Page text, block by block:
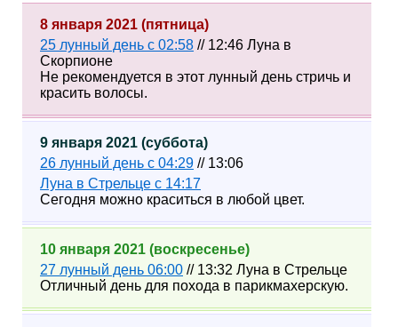
8 января 2021 (пятница)
25 лунный день с 02:58 // 12:46 Луна в
Скорпионе
Не рекомендуется в этот лунный день стричь и
красить волосы.
9 января 2021 (суббота)
26 лунный день с 04:29 // 13:06
Луна в Стрельце с 14:17
Сегодня можно краситься в любой цвет.
10 января 2021 (воскресенье)
27 лунный день 06:00 // 13:32 Луна в Стрельце
Отличный день для похода в парикмахерскую.